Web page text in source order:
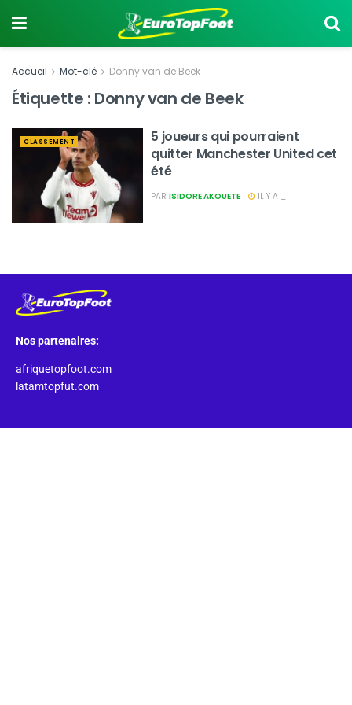
Accueil Mot-clé Donny van de Beek
Étiquette : Donny van de Beek
CLASSEMENT
5 joueurs qui pourraient
quitter Manchester United cet
été
PAR ISIDORE AKOUETE IL Y A _
Nos partenaires:
afriquetopfoot.com
latamtopfut.com